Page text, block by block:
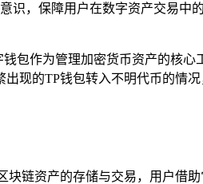
识，保障用户在数字资产交易中
包作为管理加密货币资产的核心
现的TP钱包转入不明代币的情
块链资产的存储与交易，用户借